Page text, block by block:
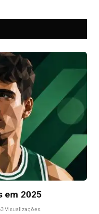
em 2025
Visualizações